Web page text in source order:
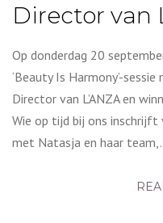
Director van
Op donderdag 20
‘Beauty Is Harmony’-
Director van L’ANZA en
Wie op tijd bij ons inschrijft
met Natasja en haar